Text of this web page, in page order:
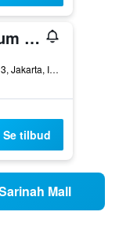
Millennium Hotel Sirih Jakarta
Jl H Fachrudin 3, Jakarta, Indonesien
Se tilbud
Mall